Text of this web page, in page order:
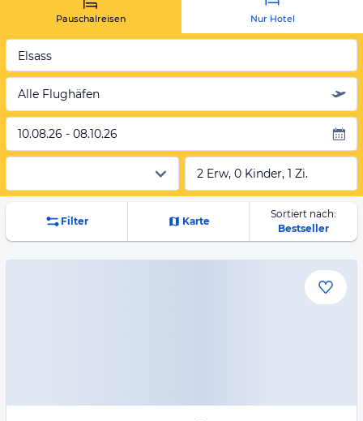
Pauschalreisen Nur Hotel
Elsass
Alle Flughäfen
10.08.26 - 08.10.26
2 Erw, 0 Kinder, 1 Zi.
Filter Karte
Sortiert nach:
Bestseller